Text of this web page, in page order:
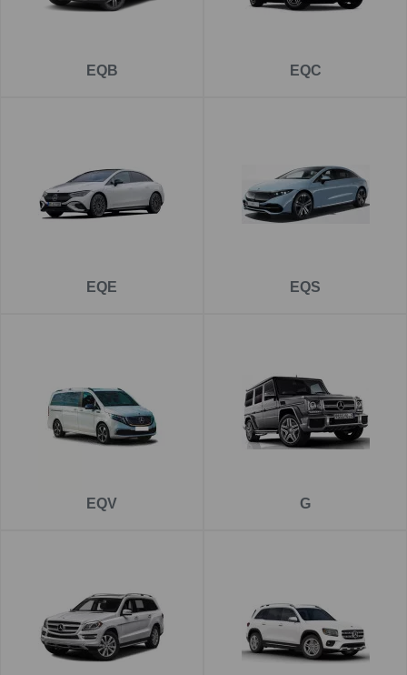
EQB EQC
EQE EQS
EQV G